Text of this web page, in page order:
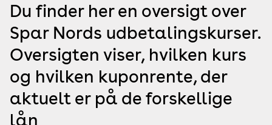
Du finder her en oversigt over
Spar Nords udbetalingskurser.
Oversigten viser, hvilken kurs
og hvilken kuponrente, der
aktuelt er på de forskellige
lån